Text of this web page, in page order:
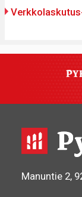
Manuntie 2,